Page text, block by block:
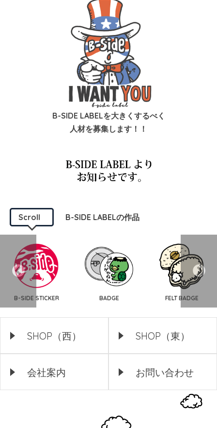
B-SIDE LABELを大きくするべく
人材を募集します！！
Scroll B-SIDE LABELの作品
B-SIDE STICKER BADGE FELT BADGE
SHOP（西） SHOP（東）
会社案内 お問い合わせ